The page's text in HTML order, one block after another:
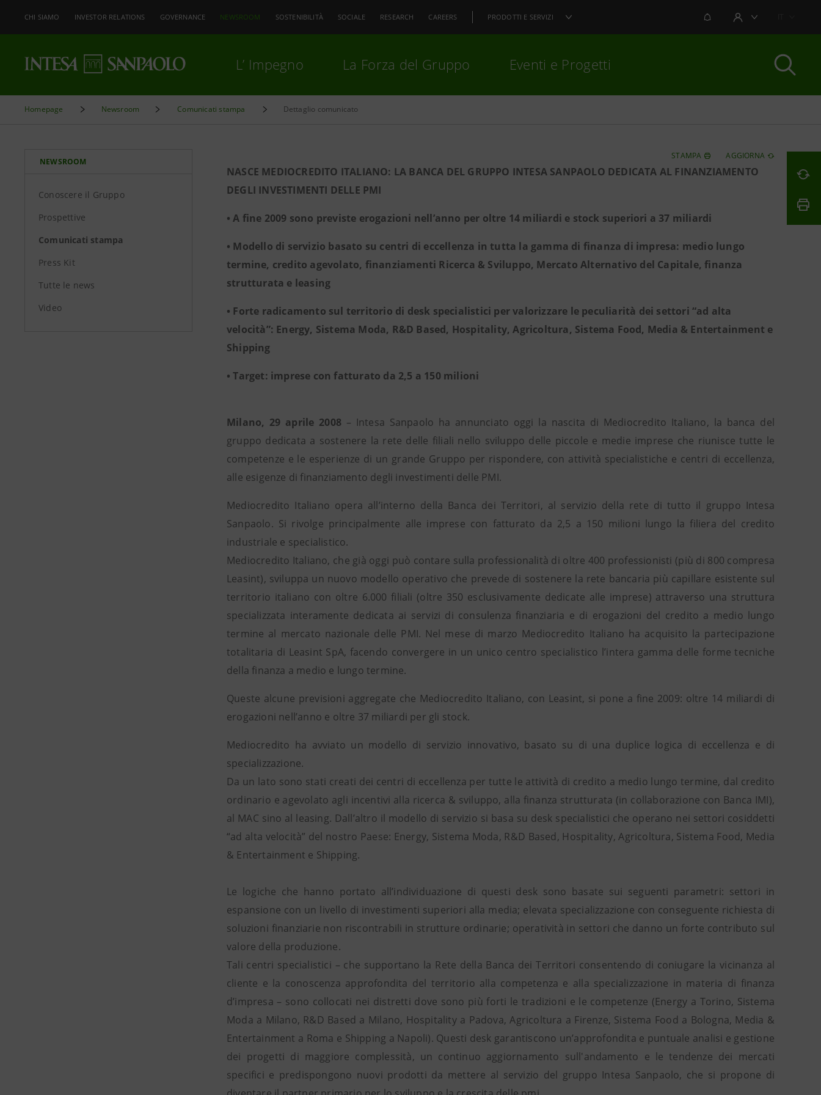
CHI SIAMO INVESTOR RELATIONS GOVERNANCE NEWSROOM SOSTENIBILITÀ SOCIALE RESEARCH CAREERS PRODOTTI E SERVIZI NOTIFICHEAREA UTENTE
L’ Impegno La Forza del Gruppo Eventi e Progetti
Homepage Newsroom Comunicati stampa Dettaglio comunicato
NEWSROOM
Conoscere il Gruppo
Prospettive
Comunicati stampa
Press Kit
Tutte le news
Video
STAMPA AGGIORNA
NASCE MEDIOCREDITO ITALIANO: LA BANCA DEL GRUPPO INTESA SANPAOLO DEDICATA AL FINANZIAMENTO
DEGLI INVESTIMENTI DELLE PMI
• A fine 2009 sono previste erogazioni nell’anno per oltre 14 miliardi e stock superiori a 37 miliardi
• Modello di servizio basato su centri di eccellenza in tutta la gamma di finanza di impresa: medio lungo
termine, credito agevolato, finanziamenti Ricerca & Sviluppo, Mercato Alternativo del Capitale, finanza
strutturata e leasing
• Forte radicamento sul territorio di desk specialistici per valorizzare le peculiarità dei settori “ad alta
velocità”: Energy, Sistema Moda, R&D Based, Hospitality, Agricoltura, Sistema Food, Media & Entertainment e
Shipping
• Target: imprese con fatturato da 2,5 a 150 milioni
Milano, 29 aprile 2008 – Intesa Sanpaolo ha annunciato oggi la nascita di Mediocredito Italiano, la banca del
gruppo dedicata a sostenere la rete delle filiali nello sviluppo delle piccole e medie imprese che riunisce tutte le
competenze e le esperienze di un grande Gruppo per rispondere, con attività specialistiche e centri di eccellenza,
alle esigenze di finanziamento degli investimenti delle PMI.
Mediocredito Italiano opera all’interno della Banca dei Territori, al servizio della rete di tutto il gruppo Intesa
Sanpaolo. Si rivolge principalmente alle imprese con fatturato da 2,5 a 150 milioni lungo la filiera del credito
industriale e specialistico.
Mediocredito Italiano, che già oggi può contare sulla professionalità di oltre 400 professionisti (più di 800 compresa
Leasint), sviluppa un nuovo modello operativo che prevede di sostenere la rete bancaria più capillare esistente sul
territorio italiano con oltre 6.000 filiali (oltre 350 esclusivamente dedicate alle imprese) attraverso una struttura
specializzata interamente dedicata ai servizi di consulenza finanziaria e di erogazioni del credito a medio lungo
termine al mercato nazionale delle PMI. Nel mese di marzo Mediocredito Italiano ha acquisito la partecipazione
totalitaria di Leasint SpA, facendo convergere in un unico centro specialistico l’intera gamma delle forme tecniche
della finanza a medio e lungo termine.
Queste alcune previsioni aggregate che Mediocredito Italiano, con Leasint, si pone a fine 2009: oltre 14 miliardi di
erogazioni nell’anno e oltre 37 miliardi per gli stock.
Mediocredito ha avviato un modello di servizio innovativo, basato su di una duplice logica di eccellenza e di
specializzazione.
Da un lato sono stati creati dei centri di eccellenza per tutte le attività di credito a medio lungo termine, dal credito
ordinario e agevolato agli incentivi alla ricerca & sviluppo, alla finanza strutturata (in collaborazione con Banca IMI),
al MAC sino al leasing. Dall’altro il modello di servizio si basa su desk specialistici che operano nei settori cosiddetti
“ad alta velocità” del nostro Paese: Energy, Sistema Moda, R&D Based, Hospitality, Agricoltura, Sistema Food, Media
& Entertainment e Shipping.
Le logiche che hanno portato all’individuazione di questi desk sono basate sui seguenti parametri: settori in
espansione con un livello di investimenti superiori alla media; elevata specializzazione con conseguente richiesta di
soluzioni finanziarie non riscontrabili in strutture ordinarie; operatività in settori che danno un forte contributo sul
valore della produzione.
Tali centri specialistici – che supportano la Rete della Banca dei Territori consentendo di coniugare la vicinanza al
cliente e la conoscenza approfondita del territorio alla competenza e alla specializzazione in materia di finanza
d’impresa – sono collocati nei distretti dove sono più forti le tradizioni e le competenze (Energy a Torino, Sistema
Moda a Milano, R&D Based a Milano, Hospitality a Padova, Agricoltura a Firenze, Sistema Food a Bologna, Media &
Entertainment a Roma e Shipping a Napoli). Questi desk garantiscono un’approfondita e puntuale analisi e gestione
dei progetti di maggiore complessità, un continuo aggiornamento sull'andamento e le tendenze dei mercati
specifici e predispongono nuovi prodotti da mettere al servizio del gruppo Intesa Sanpaolo, che si propone di